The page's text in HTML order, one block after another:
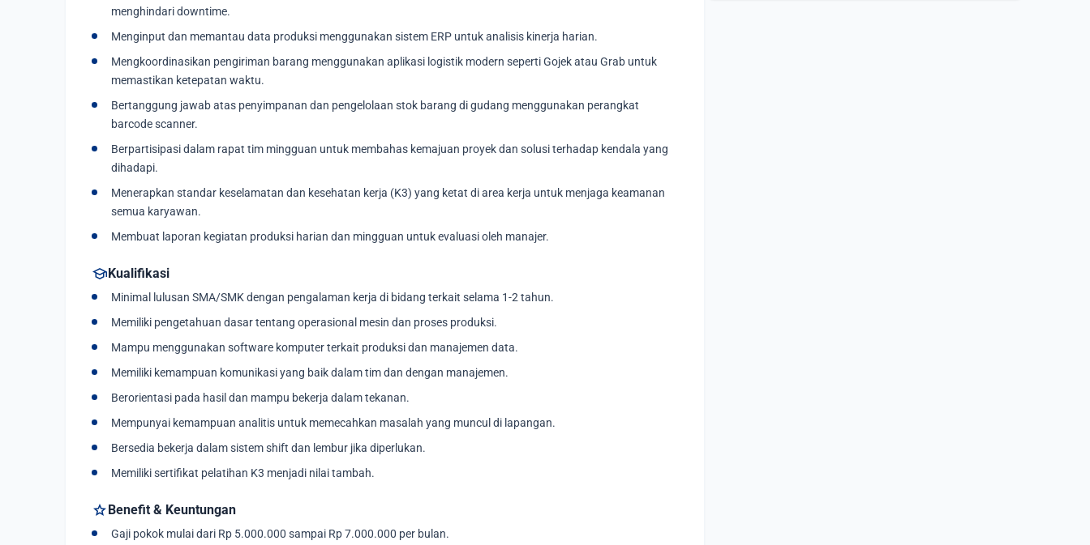
menghindari downtime.
Menginput dan memantau data produksi menggunakan sistem ERP untuk analisis kinerja harian.
Mengkoordinasikan pengiriman barang menggunakan aplikasi logistik modern seperti Gojek atau Grab untuk
memastikan ketepatan waktu.
Bertanggung jawab atas penyimpanan dan pengelolaan stok barang di gudang menggunakan perangkat
barcode scanner.
Berpartisipasi dalam rapat tim mingguan untuk membahas kemajuan proyek dan solusi terhadap kendala yang
dihadapi.
Menerapkan standar keselamatan dan kesehatan kerja (K3) yang ketat di area kerja untuk menjaga keamanan
semua karyawan.
Membuat laporan kegiatan produksi harian dan mingguan untuk evaluasi oleh manajer.
schoolKualifikasi
Minimal lulusan SMA/SMK dengan pengalaman kerja di bidang terkait selama 1-2 tahun.
Memiliki pengetahuan dasar tentang operasional mesin dan proses produksi.
Mampu menggunakan software komputer terkait produksi dan manajemen data.
Memiliki kemampuan komunikasi yang baik dalam tim dan dengan manajemen.
Berorientasi pada hasil dan mampu bekerja dalam tekanan.
Mempunyai kemampuan analitis untuk memecahkan masalah yang muncul di lapangan.
Bersedia bekerja dalam sistem shift dan lembur jika diperlukan.
Memiliki sertifikat pelatihan K3 menjadi nilai tambah.
starBenefit & Keuntungan
Gaji pokok mulai dari Rp 5.000.000 sampai Rp 7.000.000 per bulan.